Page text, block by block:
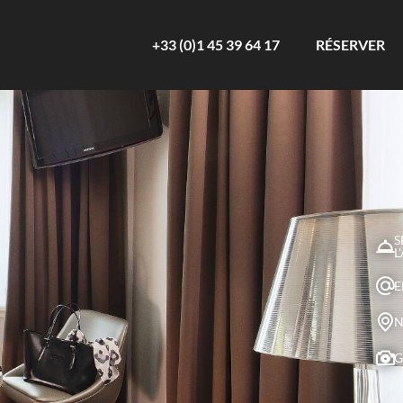
+33 (0)1 45 39 64 17 RÉSERVER